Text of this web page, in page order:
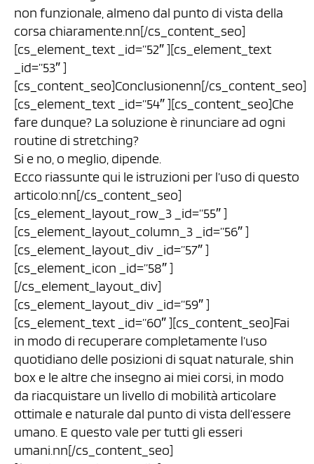
non funzionale, almeno dal punto di vista della
corsa chiaramente.nn[/cs_content_seo]
[cs_element_text _id=”52″ ][cs_element_text
_id=”53″ ]
[cs_content_seo]Conclusionenn[/cs_content_seo]
[cs_element_text _id=”54″ ][cs_content_seo]Che
fare dunque? La soluzione è rinunciare ad ogni
routine di stretching?
Si e no, o meglio, dipende.
Ecco riassunte qui le istruzioni per l’uso di questo
articolo:nn[/cs_content_seo]
[cs_element_layout_row_3 _id=”55″ ]
[cs_element_layout_column_3 _id=”56″ ]
[cs_element_layout_div _id=”57″ ]
[cs_element_icon _id=”58″ ]
[/cs_element_layout_div]
[cs_element_layout_div _id=”59″ ]
[cs_element_text _id=”60″ ][cs_content_seo]Fai
in modo di recuperare completamente l’uso
quotidiano delle posizioni di squat naturale, shin
box e le altre che insegno ai miei corsi, in modo
da riacquistare un livello di mobilità articolare
ottimale e naturale dal punto di vista dell’essere
umano. E questo vale per tutti gli esseri
umani.nn[/cs_content_seo]